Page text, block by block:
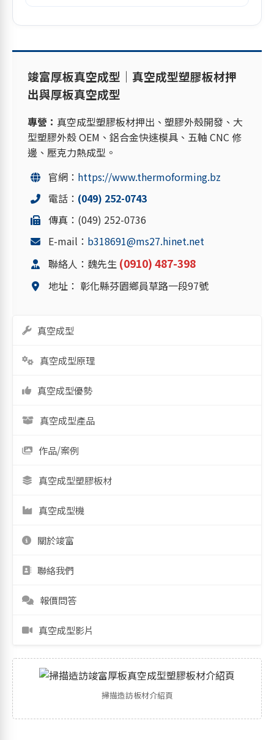
真空成型
真空成型原理
真空成型優勢
真空成型產品
作品/案例
真空成型塑膠板材
真空成型機
關於竣富
聯絡我們
報價問答
真空成型影片
掃描造訪板材介紹頁
竣富厚板真空成型｜真空成型塑膠板材押
出與厚板真空成型
專營： 真空成型塑膠板材押出、塑膠外殼開發、大
型塑膠外殼 OEM、鋁合金快速模具、五軸 CNC 修
邊、壓克力熱成型。
官網： https://www.thermoforming.bz
電話： (049) 252-0743
傳真：(049) 252-0736
E-mail： b318691@ms27.hinet.net
聯絡人：魏先生 (0910) 487-398
地址： 彰化縣芬園鄉員草路一段97號